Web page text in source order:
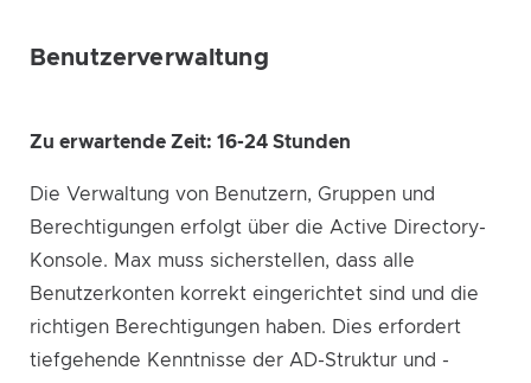
Benutzerverwaltung
Zu erwartende Zeit: 16-24 Stunden
Die Verwaltung von Benutzern, Gruppen und
Berechtigungen erfolgt über die Active Directory-
Konsole. Max muss sicherstellen, dass alle
Benutzerkonten korrekt eingerichtet sind und die
richtigen Berechtigungen haben. Dies erfordert
tiefgehende Kenntnisse der AD-Struktur und -